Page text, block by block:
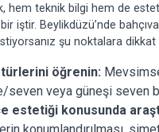
hem teknik bilgi hem de
iştir. Beylikdüzü’nde
şu noktalara dikkat
öğrenin:
seven veya güneşi seven
estetiği konusunda